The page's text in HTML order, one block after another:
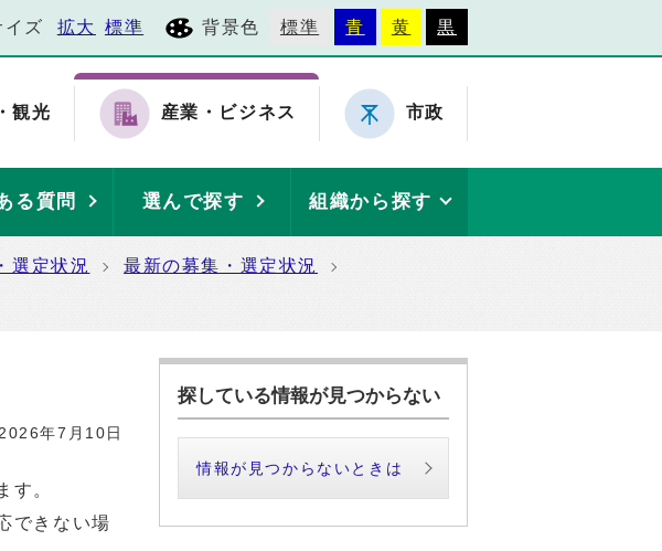
イズ 拡大 標準 背景色 標準 青 黄 黒
観光 産業・ビジネス 市政
る質問 選んで探す 組織から探す
選定状況
最新の募集・選定状況
年7月10日
す。
できない場
探している情報が見つからない
情報が見つからないときは